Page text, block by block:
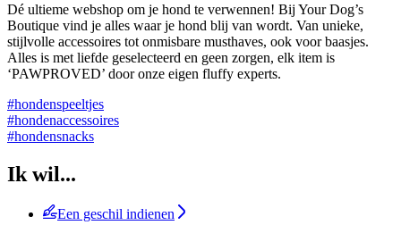
Dé ultieme webshop om je hond te verwennen! Bij Your Dog’s
Boutique vind je alles waar je hond blij van wordt. Van unieke,
stijlvolle accessoires tot onmisbare musthaves, ook voor baasjes.
Alles is met liefde geselecteerd en geen zorgen, elk item is
‘PAWPROVED’ door onze eigen fluffy experts.
#hondenspeeltjes
#hondenaccessoires
#hondensnacks
Ik wil...
Een geschil indienen